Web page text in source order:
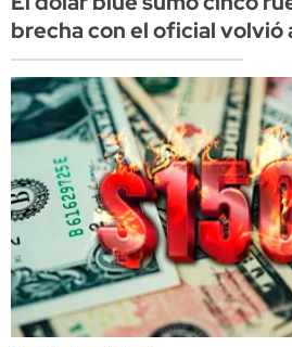
brecha con el oficial volvió